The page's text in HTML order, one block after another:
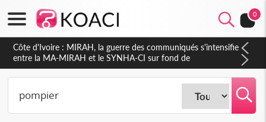
0
Côte d'Ivoire : Indépendance 2026, Thiam plaide pour un
environnement démocratique plus apaisé